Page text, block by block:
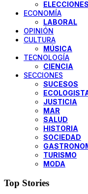
ELECCIONES
ECONOMÍA
LABORAL
OPINIÓN
CULTURA
MÚSICA
TECNOLOGÍA
CIENCIA
SECCIONES
SUCESOS
JUSTICIA
MAR
SALUD
HISTORIA
SOCIEDAD
TURISMO
MODA
Top Stories